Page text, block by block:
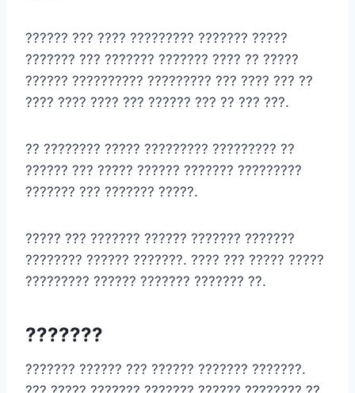
?????? ??? ???? ????????? ??????? ?????
??????? ??? ??????? ??????? ???? ?? ?????
?????? ?????????? ????????? ??? ???? ??? ??
???? ???? ???? ??? ?????? ??? ?? ??? ???.
?? ???????? ????? ????????? ????????? ??
?????? ??? ????? ?????? ??????? ?????????
??????? ??? ??????? ?????.
????? ??? ??????? ?????? ??????? ???????
???????? ?????? ???????. ???? ??? ????? ?????
????????? ?????? ??????? ??????? ??.
???????
??????? ?????? ??? ?????? ??????? ???????.